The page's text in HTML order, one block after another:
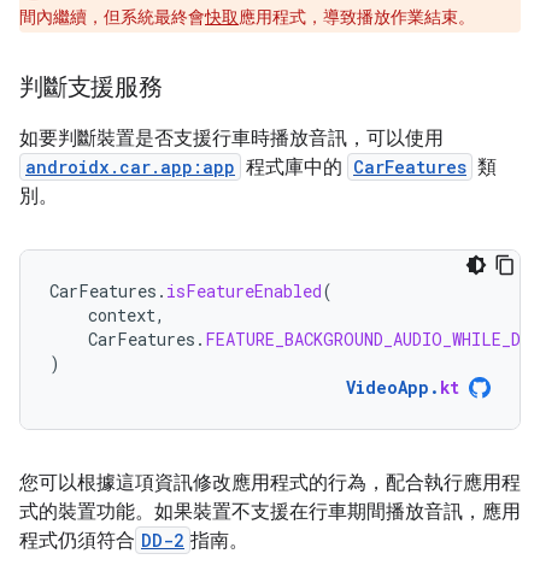
間內繼續，但系統最終會快取應用程式，導致播放作業結束。
判斷支援服務
如要判斷裝置是否支援行車時播放音訊，可以使用
androidx.car.app:app 程式庫中的 CarFeatures 類
別。
CarFeatures . isFeatureEnabled(
context,
CarFeatures .
)
VideoApp . kt
您可以根據這項資訊修改應用程式的行為，配合執行應用程
式的裝置功能。如果裝置不支援在行車期間播放音訊，應用
程式仍須符合 DD-2 指南。